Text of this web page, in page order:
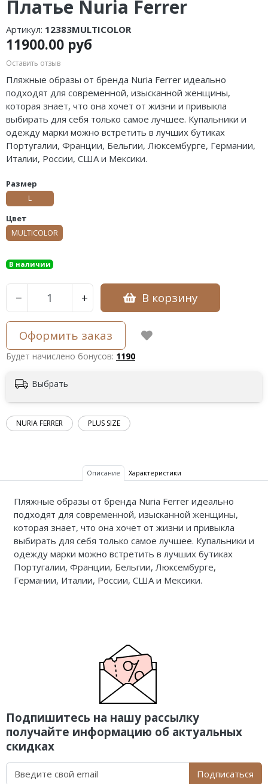
Платье Nuria Ferrer
Артикул: 12383MULTICOLOR
11900.00 руб
Оставить отзыв
Пляжные образы от бренда Nuria Ferrer идеально
подходят для современной, изысканной женщины,
которая знает, что она хочет от жизни и привыкла
выбирать для себя только самое лучшее. Купальники и
одежду марки можно встретить в лучших бутиках
Португалии, Франции, Бельгии, Люксембурге, Германии,
Италии, России, США и Мексики.
Размер
L
Цвет
MULTICOLOR
В наличии
− + В корзину
Оформить заказ
Будет начислено бонусов: 1190
Выбрать
NURIA FERRER PLUS SIZE
Описание Характеристики
Пляжные образы от бренда Nuria Ferrer идеально
подходят для современной, изысканной женщины,
которая знает, что она хочет от жизни и привыкла
выбирать для себя только самое лучшее. Купальники и
одежду марки можно встретить в лучших бутиках
Португалии, Франции, Бельгии, Люксембурге,
Германии, Италии, России, США и Мексики.
Подпишитесь на нашу рассылку
получайте информацию об актуальных
скидках
Подписаться